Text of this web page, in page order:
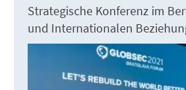
Strategische Konferenz im
und Internationalen